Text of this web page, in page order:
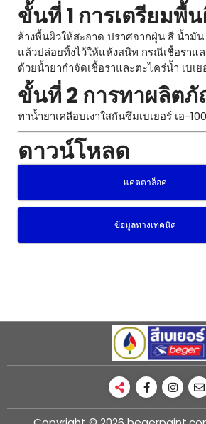
ขั้นที่ 1 การเตรียมพื้
ล้างพื้นผิวให้สะอาด ปราศจากฝุ่น สี น้ำมัน
แล้วปล่อยทิ้งไว้ให้แห้งสนิท กรณีเชื้อราแ
ด้วยน้ำยากำจัดเชื้อราและตะไคร่น้ำ เบเ
ขั้นที่ 2 การทาผลิต
ทาน้ำยาเคลือบเงาใสกันซึมเบเยอร์ เอ-
ดาวน์โหลด
แคตตาล็อค
ข้อมูลทางเทคนิค